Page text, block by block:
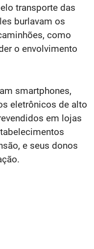
transporte das
burlavam os
como
o envolvimento
smartphones,
eletrônicos de alto
em lojas
e seus donos